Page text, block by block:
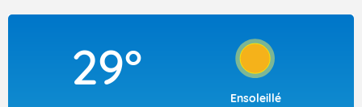
Articles
29°
Ensoleillé